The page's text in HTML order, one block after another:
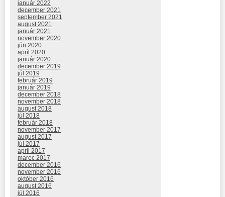
január 2022
december 2021
september 2021
august 2021
január 2021
november 2020
jún 2020
apríl 2020
január 2020
december 2019
júl 2019
február 2019
január 2019
december 2018
november 2018
august 2018
júl 2018
február 2018
november 2017
august 2017
júl 2017
apríl 2017
marec 2017
december 2016
november 2016
október 2016
august 2016
júl 2016